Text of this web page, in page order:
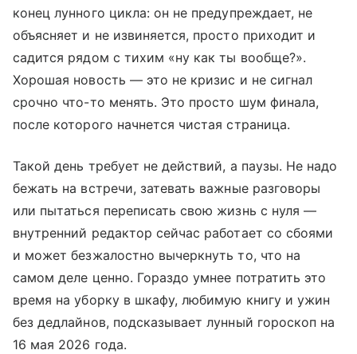
конец лунного цикла: он не предупреждает, не
объясняет и не извиняется, просто приходит и
садится рядом с тихим «ну как ты вообще?».
Хорошая новость — это не кризис и не сигнал
срочно что-то менять. Это просто шум финала,
после которого начнется чистая страница.
Такой день требует не действий, а паузы. Не надо
бежать на встречи, затевать важные разговоры
или пытаться переписать свою жизнь с нуля —
внутренний редактор сейчас работает со сбоями
и может безжалостно вычеркнуть то, что на
самом деле ценно. Гораздо умнее потратить это
время на уборку в шкафу, любимую книгу и ужин
без дедлайнов, подсказывает лунный гороскоп на
16 мая 2026 года.